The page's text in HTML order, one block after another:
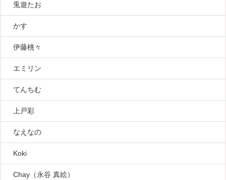
兎遊たお
かす
伊藤桃々
エミリン
てんちむ
上戸彩
なえなの
Koki
Chay（永谷 真絵）